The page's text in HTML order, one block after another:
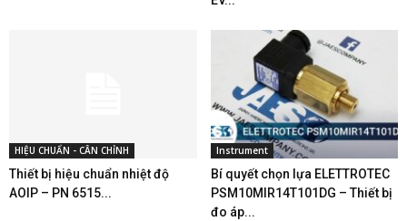
HIỆU CHUẨN - CÂN CHỈNH
Thiết bị hiệu chuẩn nhiệt độ
AOIP – PN 6515...
Instrument
Bí quyết chọn lựa ELETTROTEC
PSM10MIR14T101DG – Thiết bị
đo áp...